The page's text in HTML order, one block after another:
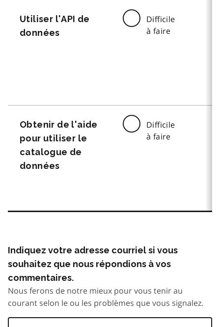
Utiliser l'API de
données
Difficile
à faire
Obtenir de l'aide
pour utiliser le
catalogue de
données
Difficile
à faire
Indiquez votre adresse courriel si vous
souhaitez que nous répondions à vos
commentaires.
Nous ferons de notre mieux pour vous tenir au
courant selon le ou les problèmes que vous signalez.